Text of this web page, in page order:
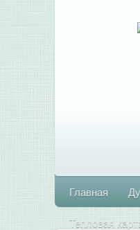
Главная
Тепловая